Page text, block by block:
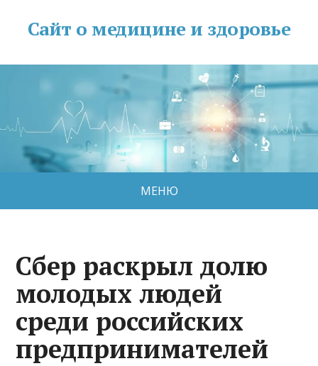
Сайт о медицине и здоровье
МЕНЮ
Сбер раскрыл долю
молодых людей
среди российских
предпринимателей